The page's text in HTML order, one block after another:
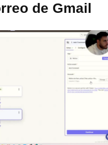
de Gmail